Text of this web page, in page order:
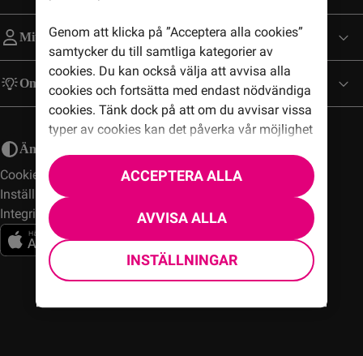
Mitt Konto
Om Comviq
Ändra utseende
Cookies
Inställningar
Integritetspolicy
Genom att klicka på ”Acceptera alla cookies”
samtycker du till samtliga kategorier av
cookies. Du kan också välja att avvisa alla
cookies och fortsätta med endast nödvändiga
cookies. Tänk dock på att om du avvisar vissa
typer av cookies kan det påverka vår möjlighet
kanske vill ha.
För mer information och för att anpassa dina
val klickar du på ”Inställningar av cookies”.
Där kan du också närsomhelst återkalla ditt
samtycke. Mer information om cookies och
varför vi använder det finns i vår cookiepolicy
ACCEPTERA ALLA
AVVISA ALLA
INSTÄLLNINGAR